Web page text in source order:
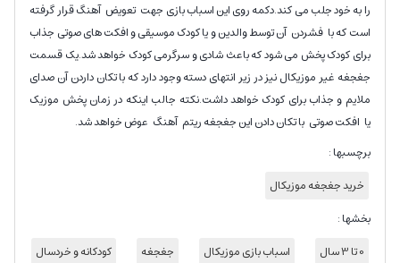
را به خود جلب می کند.دکمه روی این اسباب بازی جهت تعویض آهنگ قرار گرفته
است که با فشردن آن توسط والدین و یا کودک موسیقی و افکت های صوتی جذاب
برای کودک پخش می شود که باعث شادی و سرگرمی کودک خواهد شد.یک قسمت
جغجغه غیر موزیکال نیز در زیر انتهای دسته وجود دارد که با تکان داردن آن صدای
ملایم و جذاب برای کودک خواهد داشت.نکته جالب اینکه در زمان پخش موزیک
یا افکت صوتی با تکان دادن این جغجغه ریتم آهنگ عوض خواهد شد.
برچسبها :
خرید جغجغه موزیکال
بخشها :
0 تا 3 سال
اسباب بازی موزیکال جغجغه
کودکانه و خردسال